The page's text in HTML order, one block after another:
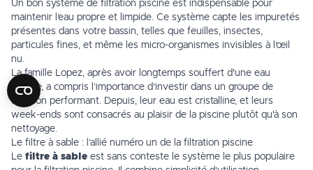
Un bon système de filtration piscine est indispensable pour
maintenir l’eau propre et limpide. Ce système capte les impuretés
présentes dans votre bassin, telles que feuilles, insectes,
particules fines, et même les micro-organismes invisibles à l’œil
nu.
La famille Lopez, après avoir longtemps souffert d'une eau
trouble, a compris l’importance d’investir dans un groupe de
filtration performant. Depuis, leur eau est cristalline, et leurs
week-ends sont consacrés au plaisir de la piscine plutôt qu'à son
nettoyage.
Le filtre à sable : l’allié numéro un de la filtration piscine
Le filtre à sable est sans conteste le système le plus populaire